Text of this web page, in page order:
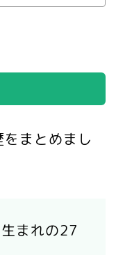
まとめまし
まれの27